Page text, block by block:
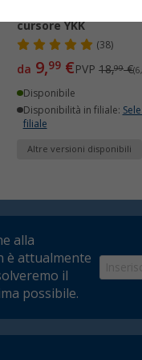
cursore YKK
(38)
da 9,99 €PVP18,99€(6,
Disponibile
Disponibilità in filiale:
filiale
Altre versioni disponibili
alla
è attualmente
il
possibile.